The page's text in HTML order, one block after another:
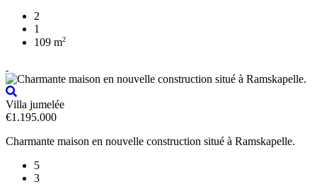
2
1
109 m2
Villa jumelée
€1.195.000
Charmante maison en nouvelle construction situé à Ramskapelle.
5
3